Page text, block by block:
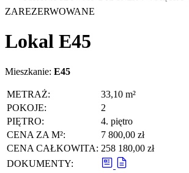
ZAREZERWOWANE
Lokal E45
Mieszkanie: E45
METRAŻ:
33,10 m²
POKOJE:
2
PIĘTRO:
4. piętro
CENA ZA M²:
7 800,00 zł
CENA CAŁKOWITA: 258 180,00 zł
DOKUMENTY: